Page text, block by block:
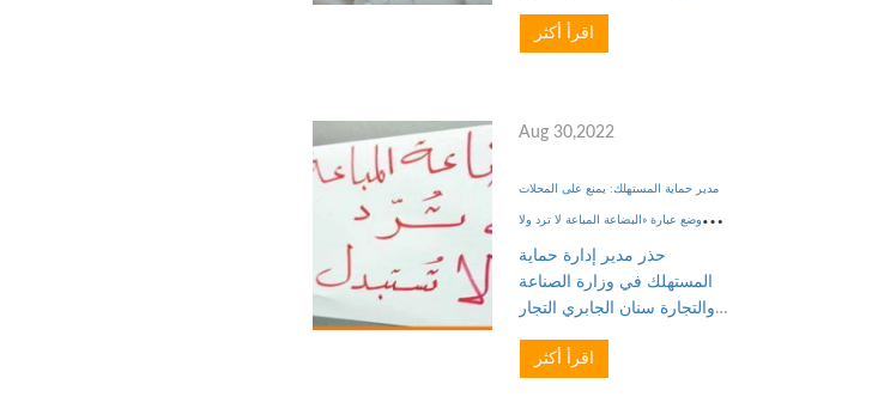
الأكسجين :١٠ نباتات موصي بها
اقرأ أكثر
Aug 30,2022
مدير حماية المستهلك: يمنع على المحلات
وضع عبارة «البضاعة المباعة لا ترد ولا
تستبدل» التعليقات
حذر مدير إدارة حماية
المستهلك في وزارة الصناعة
والتجارة سنان الجابري التجار
عبارة «البضاعة المباعة لا ترد
اقرأ أكثر